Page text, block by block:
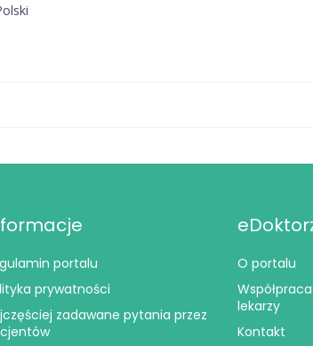
portalu
prywatności
zadawane pytania przez
O portalu
lekarzy
Kontakt